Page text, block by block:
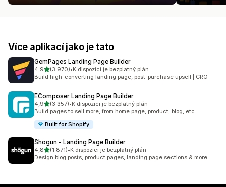
Více aplikací jako je tato
GemPages Landing Page Builder
4,9z 5 hvězd
(3 970)
Celkový počet recenzí: 3970
•K dispozici je bezplatný plán
Build high-converting landing page, post-purchase upsell | CRO
EComposer Landing Page Builder
4,9z 5 hvězd
(3 357)
Celkový počet recenzí: 3357
•K dispozici je bezplatný plán
Build pages to sell more, from home page, product, blog, etc.
Built for Shopify
Shogun ‑ Landing Page Builder
4,8z 5 hvězd
(1 871)
Celkový počet recenzí: 1871
•K dispozici je bezplatný plán
Design blog posts, product pages, landing page sections & more